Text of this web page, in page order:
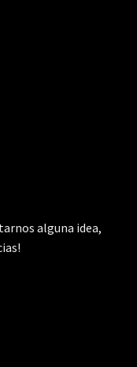
alguna idea,